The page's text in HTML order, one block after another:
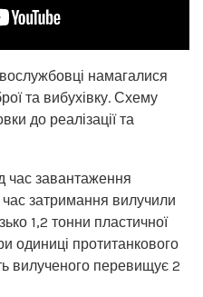
намагалися
та вибухівку. Схему
до реалізації та
час завантаження
затримання вилучили
1,2 тонни пластичної
одиниці протитанкового
вилученого перевищує 2